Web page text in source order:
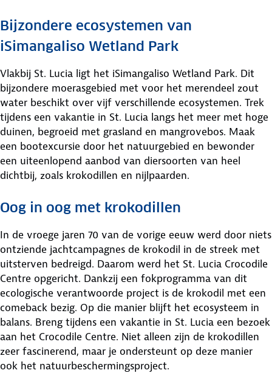
Bijzondere ecosystemen van
iSimangaliso Wetland Park
Vlakbij St. Lucia ligt het iSimangaliso Wetland Park. Dit
bijzondere moerasgebied met voor het merendeel zout
water beschikt over vijf verschillende ecosystemen. Trek
tijdens een vakantie in St. Lucia langs het meer met hoge
duinen, begroeid met grasland en mangrovebos. Maak
een bootexcursie door het natuurgebied en bewonder
een uiteenlopend aanbod van diersoorten van heel
dichtbij, zoals krokodillen en nijlpaarden.
Oog in oog met krokodillen
In de vroege jaren 70 van de vorige eeuw werd door niets
ontziende jachtcampagnes de krokodil in de streek met
uitsterven bedreigd. Daarom werd het St. Lucia Crocodile
Centre opgericht. Dankzij een fokprogramma van dit
ecologische verantwoorde project is de krokodil met een
comeback bezig. Op die manier blijft het ecosysteem in
balans. Breng tijdens een vakantie in St. Lucia een bezoek
aan het Crocodile Centre. Niet alleen zijn de krokodillen
zeer fascinerend, maar je ondersteunt op deze manier
ook het natuurbeschermingsproject.